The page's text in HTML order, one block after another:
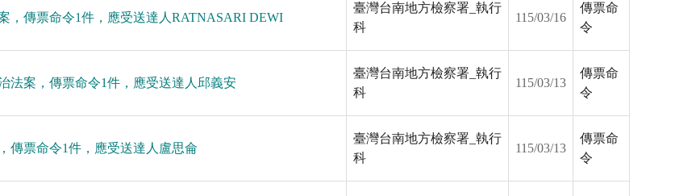
，傳票命令1件，應受送達人RATNASARI DEWI
臺灣台南地方檢察署_執行
科
115/03/16
傳票命
令
法案，傳票命令1件，應受送達人邱義安
臺灣台南地方檢察署_執行
科
115/03/13
傳票命
令
傳票命令1件，應受送達人盧思侖
臺灣台南地方檢察署_執行
科
115/03/13
傳票命
令